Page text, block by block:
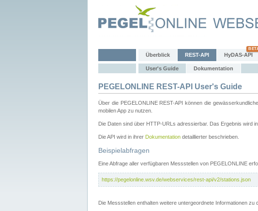
Überblick REST-API HyDAS-API
User's Guide Dokumentation
PEGELONLINE REST-API User's Guide
Über die PEGELONLINE REST-API können die
mobilen App zu nutzen.
Die Daten sind über HTTP-URLs adressierbar. Das Ergebnis wird
Die API wird in ihrer Dokumentation detaillierter beschrieben.
Beispielabfragen
Eine Abfrage aller verfügbaren Messstellen von PEGELONLINE
https://pegelonline.wsv.de/webservices/rest-api/v2/stations.json
Die Messstellen enthalten weitere untergeordnete Informationen